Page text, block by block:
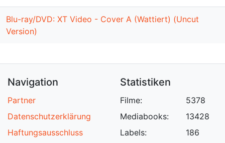
Blu-ray/DVD: XT Video - Cover A (Wattiert) (Uncut
Version)
Navigation
Partner
Datenschutzerklärung
Haftungsausschluss
Statistiken
Filme:
Mediabooks:
Labels:
5378
13428
186